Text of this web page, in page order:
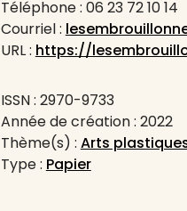
Téléphone : 06 23 72 10 14
Courriel :
URL : https://
ISSN : 2970-9733
Année de création : 2022
Thème(s) : Arts
Type : Papier